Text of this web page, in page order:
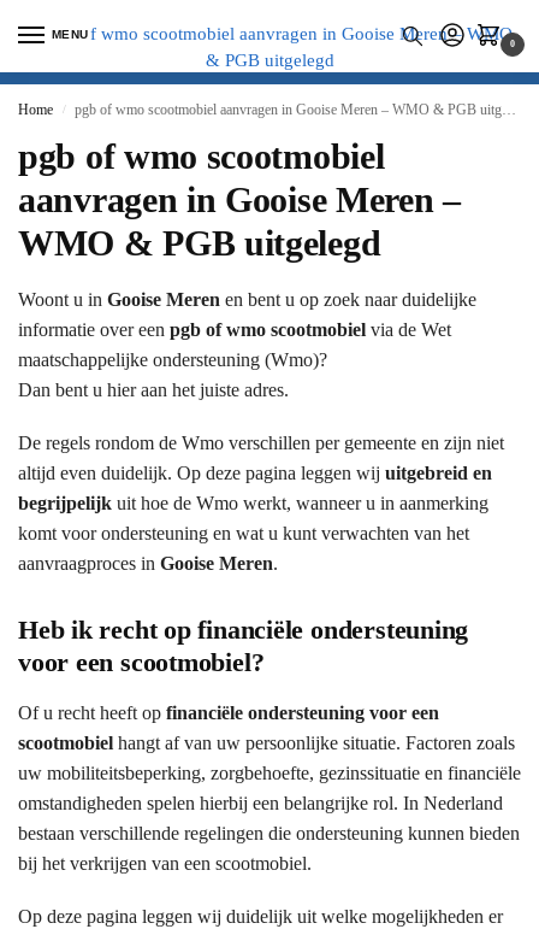
MENU
0
Home / pgb of wmo scootmobiel aanvragen in Gooise Meren – WMO & PGB uitgelegd
pgb of wmo scootmobiel
aanvragen in Gooise Meren –
WMO & PGB uitgelegd
Woont u in Gooise Meren en bent u op zoek naar duidelijke
informatie over een pgb of wmo scootmobiel via de Wet
maatschappelijke ondersteuning (Wmo)?
Dan bent u hier aan het juiste adres.
De regels rondom de Wmo verschillen per gemeente en zijn niet
altijd even duidelijk. Op deze pagina leggen wij uitgebreid en
begrijpelijk uit hoe de Wmo werkt, wanneer u in aanmerking
komt voor ondersteuning en wat u kunt verwachten van het
aanvraagproces in Gooise Meren.
Heb ik recht op financiële ondersteuning
voor een scootmobiel?
Of u recht heeft op financiële ondersteuning voor een
scootmobiel hangt af van uw persoonlijke situatie. Factoren zoals
uw mobiliteitsbeperking, zorgbehoefte, gezinssituatie en financiële
omstandigheden spelen hierbij een belangrijke rol. In Nederland
bestaan verschillende regelingen die ondersteuning kunnen bieden
bij het verkrijgen van een scootmobiel.
Op deze pagina leggen wij duidelijk uit welke mogelijkheden er